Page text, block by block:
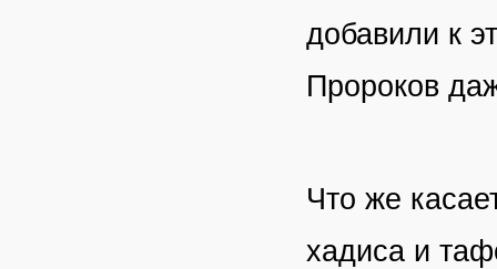
добавили к
Пророков
Что же
хадиса и